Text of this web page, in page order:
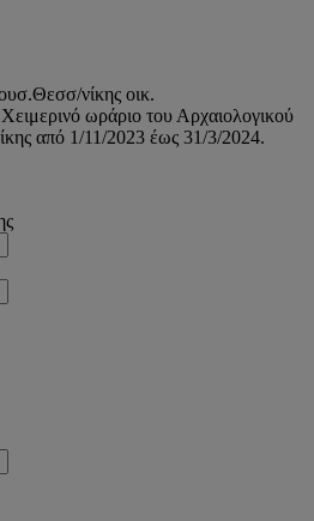
νίκης οικ.
ωράριο του Αρχαιολογικού
από 1/11/2023 έως 31/3/2024.